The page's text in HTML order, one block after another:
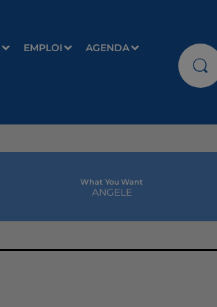
EMPLOI AGENDA
What You Want
ANGELE